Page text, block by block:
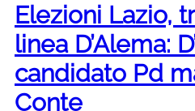
Elezioni Lazio,
linea D’Alema:
candidato Pd
Conte